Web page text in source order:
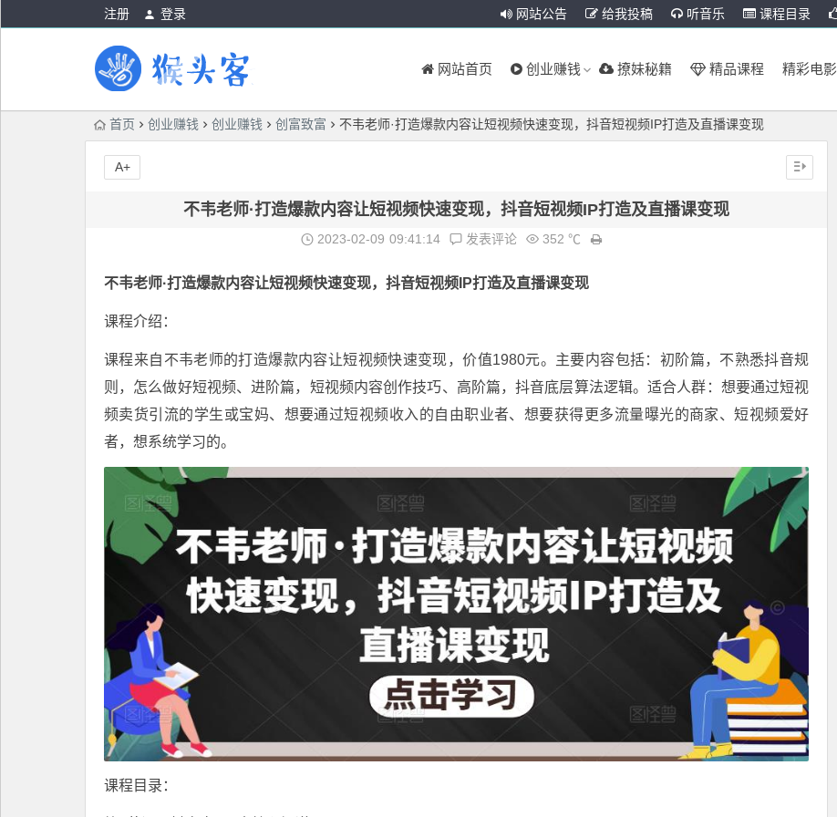
注册 登录 网站公告 给我投稿 听音乐 课程目录
网站首页 创业赚钱 撩妹秘籍 精品课程 精彩电影
首页 创业赚钱 创业赚钱 创富致富 不韦老师·打造爆款内容让短视频快速变现，抖音短视频IP打造及直播课变现
不韦老师·打造爆款内容让短视频快速变现，抖音短视频IP打造及直播课变现
2023-02-09 09:41:14 发表评论 352 ℃
不韦老师·打造爆款内容让短视频快速变现， 抖音短视频IP打造及直播课变现
课程介绍：
课程来自不韦老师的打造爆款内容让短视频快速变现，价值1980元。主要内容包括：初阶篇，不熟悉抖音规
则，怎么做好短视频、进阶篇，短视频内容创作技巧、高阶篇，抖音底层算法逻辑。适合人群：想要通过短视
频卖货引流的学生或宝妈、想要通过短视频收入的自由职业者、想要获得更多流量曝光的商家、短视频爱好
者，想系统学习的。
课程目录：
A+